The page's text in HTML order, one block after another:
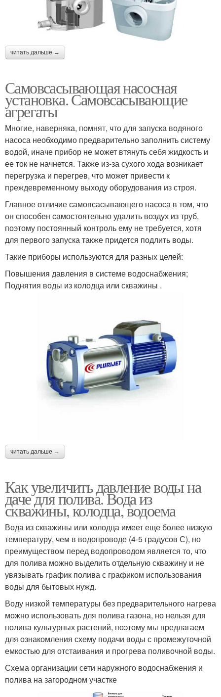
читать дальше →
Самовсасывающая насосная
установка. Самовсасывающие
агрегаты
Многие, наверняка, помнят, что для запуска водяного
насоса необходимо предварительно заполнить систему
водой, иначе прибор не может втянуть себя жидкость и
ее ток не начнется. Также из-за сухого хода возникает
перегрузка и перегрев, что может привести к
преждевременному выходу оборудования из строя.
Главное отличие самовсасывающего насоса в том, что
он способен самостоятельно удалить воздух из труб,
поэтому постоянный контроль ему не требуется, хотя
для первого запуска также придется подлить воды.
Такие приборы используются для разных целей:
Повышения давления в системе водоснабжения;
Поднятия воды из колодца или скважины .
читать дальше →
Как увеличить давление воды на
даче для полива. Вода из
скважины, колодца, водоема
Вода из скважины или колодца имеет еще более низкую
температуру, чем в водопроводе (4-5 градусов С), но
преимуществом перед водопроводом является то, что
для полива можно выделить отдельную скважину и не
увязывать график полива с графиком использования
воды для бытовых нужд.
Воду низкой температуры без предварительного нагрева
можно использовать для полива газона, но нельзя для
полива культурных растений, поэтому мы предлагаем
для ознакомления схему подачи воды с промежуточной
емкостью для отстаивания и прогрева поливочной воды.
Схема организации сети наружного водоснабжения и
полива на загородном участке